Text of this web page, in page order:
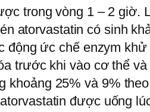
trong vòng 1 – 2 giờ.
atorvastatin có sinh
động ức chế enzym
trước khi vào cơ thể và
25% và 9%
được uống